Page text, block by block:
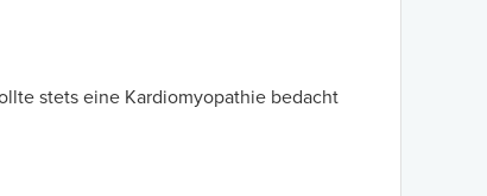
stets eine Kardiomyopathie bedacht